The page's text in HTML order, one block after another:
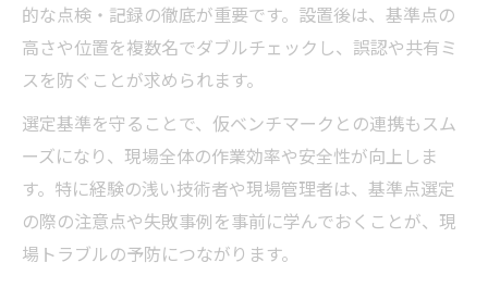
的な点検・記録の徹底が重要です。設置後は、基準点の
高さや位置を複数名でダブルチェックし、誤認や共有ミ
スを防ぐことが求められます。
選定基準を守ることで、仮ベンチマークとの連携もスム
ーズになり、現場全体の作業効率や安全性が向上しま
す。特に経験の浅い技術者や現場管理者は、基準点選定
の際の注意点や失敗事例を事前に学んでおくことが、現
場トラブルの予防につながります。